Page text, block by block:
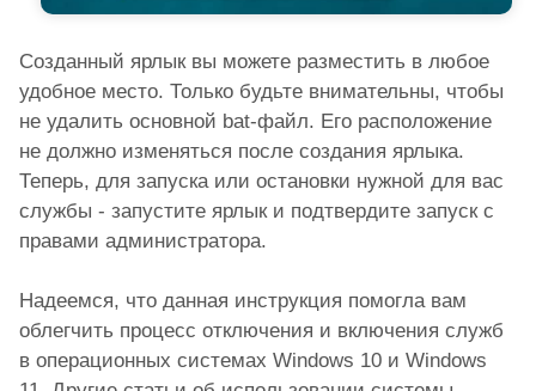
Созданный ярлык вы можете разместить в любое
удобное место. Только будьте внимательны, чтобы
не удалить основной bat-файл. Его расположение
не должно изменяться после создания ярлыка.
Теперь, для запуска или остановки нужной для вас
службы - запустите ярлык и подтвердите запуск с
правами администратора.
Надеемся, что данная инструкция помогла вам
облегчить процесс отключения и включения служб
в операционных системах Windows 10 и Windows